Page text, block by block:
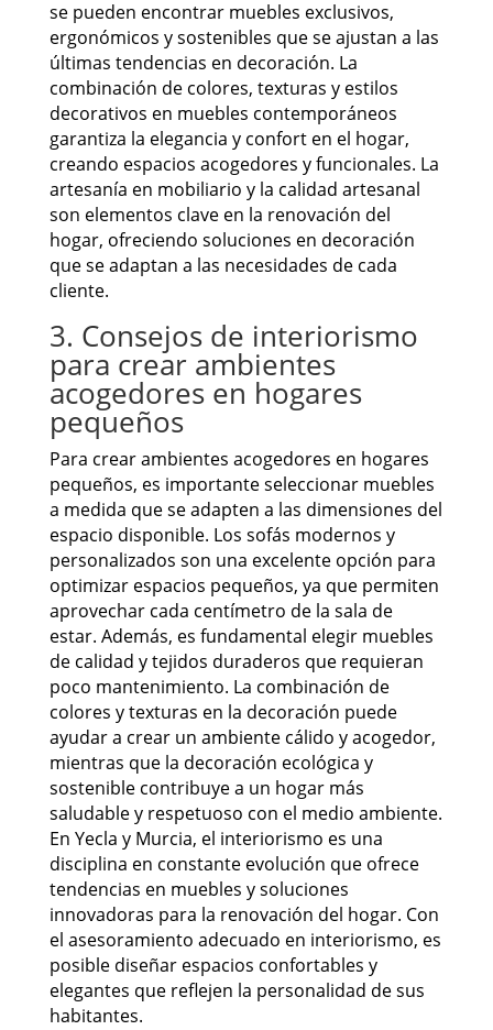
se pueden encontrar muebles exclusivos,
ergonómicos y sostenibles que se ajustan a las
últimas tendencias en decoración. La
combinación de colores, texturas y estilos
decorativos en muebles contemporáneos
garantiza la elegancia y confort en el hogar,
creando espacios acogedores y funcionales. La
artesanía en mobiliario y la calidad artesanal
son elementos clave en la renovación del
hogar, ofreciendo soluciones en decoración
que se adaptan a las necesidades de cada
cliente.
3. Consejos de interiorismo
para crear ambientes
acogedores en hogares
pequeños
Para crear ambientes acogedores en hogares
pequeños, es importante seleccionar muebles
a medida que se adapten a las dimensiones del
espacio disponible. Los sofás modernos y
personalizados son una excelente opción para
optimizar espacios pequeños, ya que permiten
aprovechar cada centímetro de la sala de
estar. Además, es fundamental elegir muebles
de calidad y tejidos duraderos que requieran
poco mantenimiento. La combinación de
colores y texturas en la decoración puede
ayudar a crear un ambiente cálido y acogedor,
mientras que la decoración ecológica y
sostenible contribuye a un hogar más
saludable y respetuoso con el medio ambiente.
En Yecla y Murcia, el interiorismo es una
disciplina en constante evolución que ofrece
tendencias en muebles y soluciones
innovadoras para la renovación del hogar. Con
el asesoramiento adecuado en interiorismo, es
posible diseñar espacios confortables y
elegantes que reflejen la personalidad de sus
habitantes.